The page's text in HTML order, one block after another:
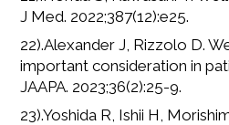
J Med. 2022;387(12):e25.
22).Alexander J, Rizzolo D.
important consideration in
JAAPA. 2023;36(2):25-9.
23).Yoshida R, Ishii H,